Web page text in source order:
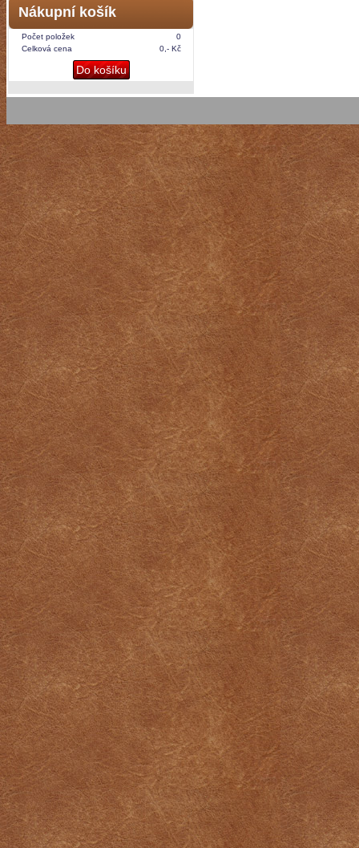
Nákupní košík
Počet položek
0
Celková cena
0,- Kč
Do košíku